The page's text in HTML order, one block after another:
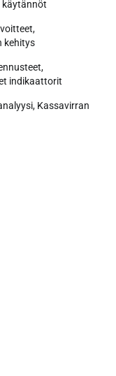
käytännöt
kehitys
indikaattorit
Kassavirran